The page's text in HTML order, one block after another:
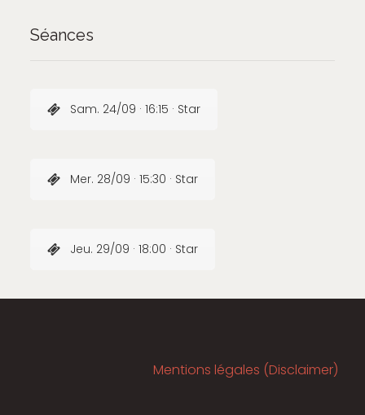
Séances
Sam. 24/09 · 16:15 · Star
Mer. 28/09 · 15:30 · Star
Jeu. 29/09 · 18:00 · Star
Mentions légales (Disclaimer)